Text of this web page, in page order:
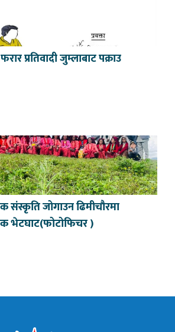
प्रतिवादी जुम्लाबाट पक्राउ
संस्कृति जोगाउन ढिमीचौरमा
भेटघाट(फोटोफिचर )